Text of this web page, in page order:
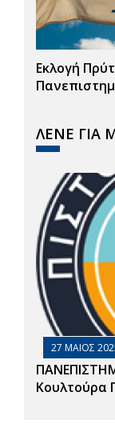
Εκλογή
ΛΕΝΕ ΓΙΑ
27 ΜΑΙΟΣ
Κουλτούρα